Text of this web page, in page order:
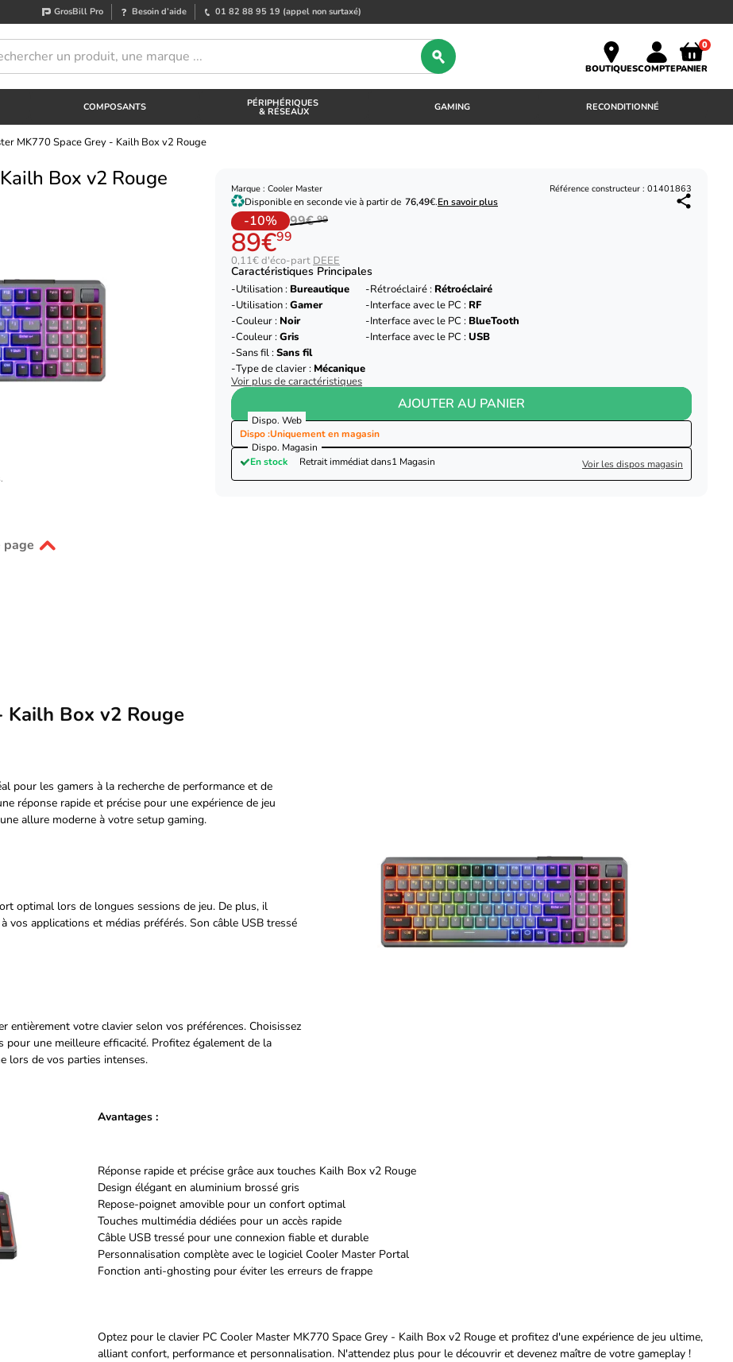
GrosBill Pro Besoin d’aide 01 82 88 95 19 (appel non surtaxé)
BOUTIQUESCOMPTE
0
PANIER
COMPOSANTS PÉRIPHÉRIQUES
& RÉSEAUX GAMING RECONDITIONNÉ
MK770 Space Grey - Kailh Box v2 Rouge
Box v2 Rouge Marque : Cooler Master Référence constructeur : 01401863
Disponible en seconde vie à partir de 76,49€.En savoir plus
-10% 99€ 99
89€99
0,11€ d'éco-part DEEE
Caractéristiques Principales
Utilisation : Bureautique
Utilisation :Gamer
Couleur : Noir
Couleur :Gris
Sans fil :Sans fil
Type de clavier : Mécanique
Rétroéclairé : Rétroéclairé
Interface avec le PC : RF
Interface avec le PC : BlueTooth
Interface avec le PC :USB
Voir plus de caractéristiques
AJOUTER AU PANIER
Dispo. Web
Dispo :Uniquement en magasin
Dispo. Magasin
En stock
Retrait immédiat dans1 Magasin Voir les dispos magasin
page
Kailh Box v2 Rouge
pour les gamers à la recherche de performance et de
réponse rapide et précise pour une expérience de jeu
allure moderne à votre setup gaming.
optimal lors de longues sessions de jeu. De plus, il
vos applications et médias préférés. Son câble USB tressé
votre clavier selon vos préférences. Choisissez
pour une meilleure efficacité. Profitez également de la
lors de vos parties intenses.
Avantages :
Réponse rapide et précise grâce aux touches Kailh Box v2 Rouge
Design élégant en aluminium brossé gris
Repose-poignet amovible pour un confort optimal
Touches multimédia dédiées pour un accès rapide
Câble USB tressé pour une connexion fiable et durable
Personnalisation complète avec le logiciel Cooler Master Portal
Fonction anti-ghosting pour éviter les erreurs de frappe
Optez pour le clavier PC Cooler Master MK770 Space Grey - Kailh Box v2 Rouge et profitez d'une expérience de jeu ultime,
alliant confort, performance et personnalisation. N'attendez plus pour le découvrir et devenez maître de votre gameplay !